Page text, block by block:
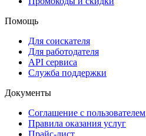
Помощь
Для соискателя
Для работодателя
API сервиса
Служба поддержки
Документы
Соглашение с пользователем
Правила оказания услуг
Прайс-лист